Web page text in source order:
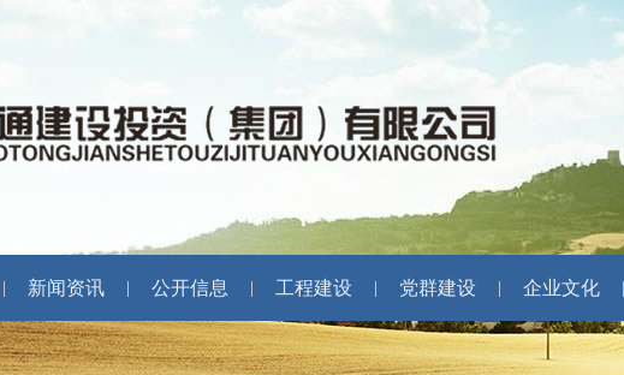
新闻资讯 公开信息 工程建设 党群建设 企业文化